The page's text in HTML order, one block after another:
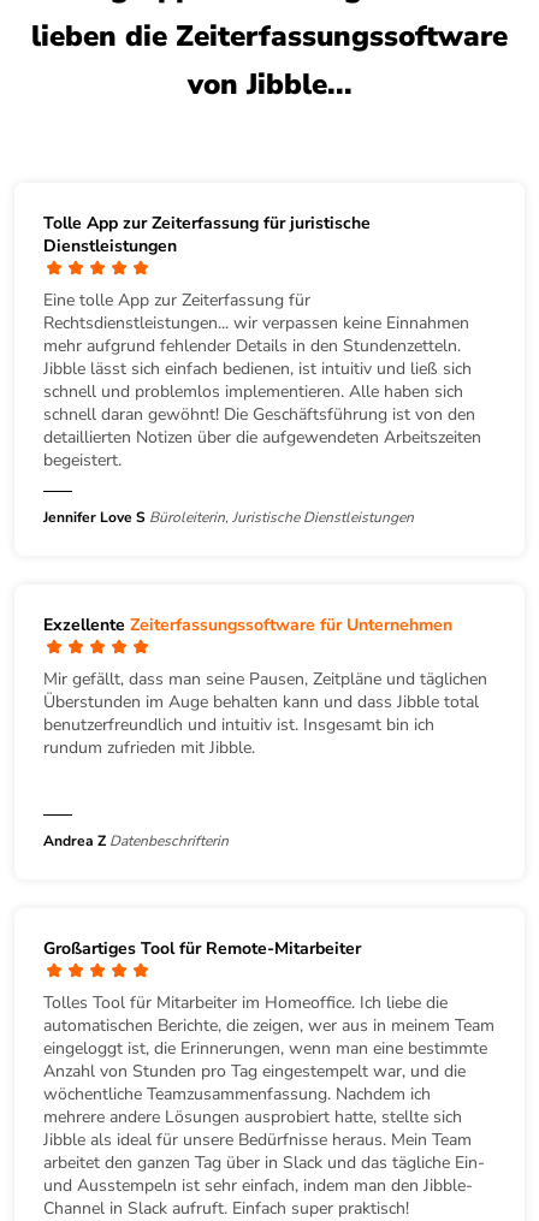
lieben die Zeiterfassungssoftware
von Jibble...
Tolle App zur Zeiterfassung für juristische
Dienstleistungen
Eine tolle App zur Zeiterfassung für
Rechtsdienstleistungen... wir verpassen keine Einnahmen
mehr aufgrund fehlender Details in den Stundenzetteln.
Jibble lässt sich einfach bedienen, ist intuitiv und ließ sich
schnell und problemlos implementieren. Alle haben sich
schnell daran gewöhnt! Die Geschäftsführung ist von den
detaillierten Notizen über die aufgewendeten Arbeitszeiten
begeistert.
Jennifer Love S Büroleiterin, Juristische Dienstleistungen
Exzellente Zeiterfassungssoftware für Unternehmen
Mir gefällt, dass man seine Pausen, Zeitpläne und täglichen
Überstunden im Auge behalten kann und dass Jibble total
benutzerfreundlich und intuitiv ist. Insgesamt bin ich
rundum zufrieden mit Jibble.
Andrea Z Datenbeschrifterin
Großartiges Tool für Remote-Mitarbeiter
Tolles Tool für Mitarbeiter im Homeoffice. Ich liebe die
automatischen Berichte, die zeigen, wer aus in meinem Team
eingeloggt ist, die Erinnerungen, wenn man eine bestimmte
Anzahl von Stunden pro Tag eingestempelt war, und die
wöchentliche Teamzusammenfassung. Nachdem ich
mehrere andere Lösungen ausprobiert hatte, stellte sich
Jibble als ideal für unsere Bedürfnisse heraus. Mein Team
arbeitet den ganzen Tag über in Slack und das tägliche Ein-
und Ausstempeln ist sehr einfach, indem man den Jibble-
Channel in Slack aufruft. Einfach super praktisch!